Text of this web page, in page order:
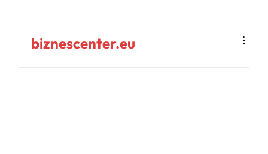
biznescenter.eu